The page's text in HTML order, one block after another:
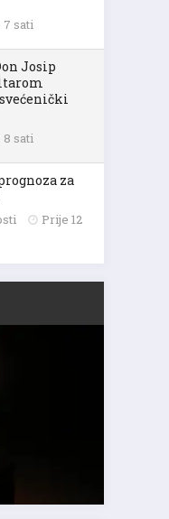
7 sati
Josip
8 sati
za
Prije 12